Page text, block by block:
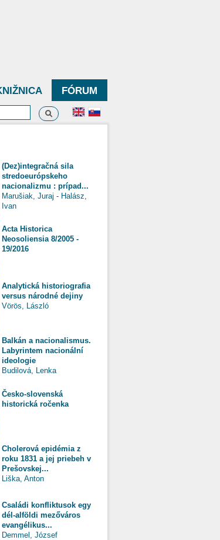
FÓRUM
Vyhľadávanie
(Dez)integračná sila
stredoeurópskeho
nacionalizmu : prípad...
Marušiak, Juraj - Halász,
Ivan
Acta Historica
Neosoliensia 8/2005 -
19/2016
Analytická historiografia
versus národné dejiny
Vörös, László
Balkán a nacionalismus.
Labyrintem nacionální
ideologie
Budilová, Lenka
Česko-slovenská
historická ročenka
Cholerová epidémia z
roku 1831 a jej priebeh v
Prešovskej...
Liška, Anton
Családi konfliktusok egy
dél-alföldi mezőváros
evangélikus...
Demmel, József